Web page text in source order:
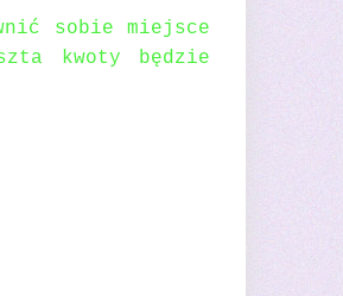
sobie miejsce
kwoty będzie